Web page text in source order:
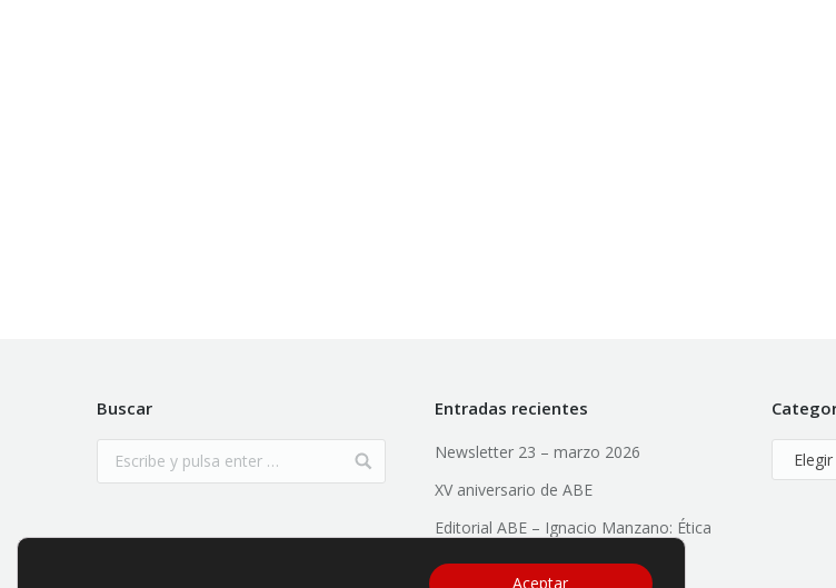
Buscar Entradas recientes
Newsletter 23 – marzo 2026
XV aniversario de ABE
Editorial ABE – Ignacio Manzano: Ética
Aceptar